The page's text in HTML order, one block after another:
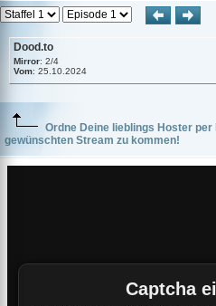
Dood.to
Mirror: 2/4
Vom: 25.10.2024
Ordne Deine lieblings Hoster
gewünschten Stream zu kommen!